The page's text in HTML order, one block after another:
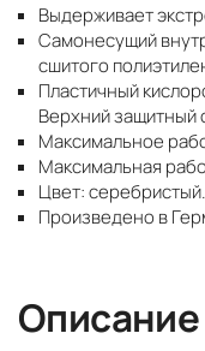
Выдерживает
Самонесущий
сшитого
Пластичный
Верхний защитный
Максимальное
Максимальная
Цвет: серебристый.
Произведено в